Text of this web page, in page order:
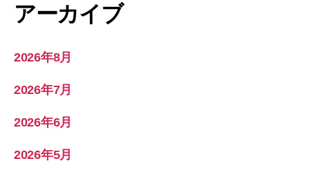
アーカイブ
2026年8月
2026年7月
2026年6月
2026年5月